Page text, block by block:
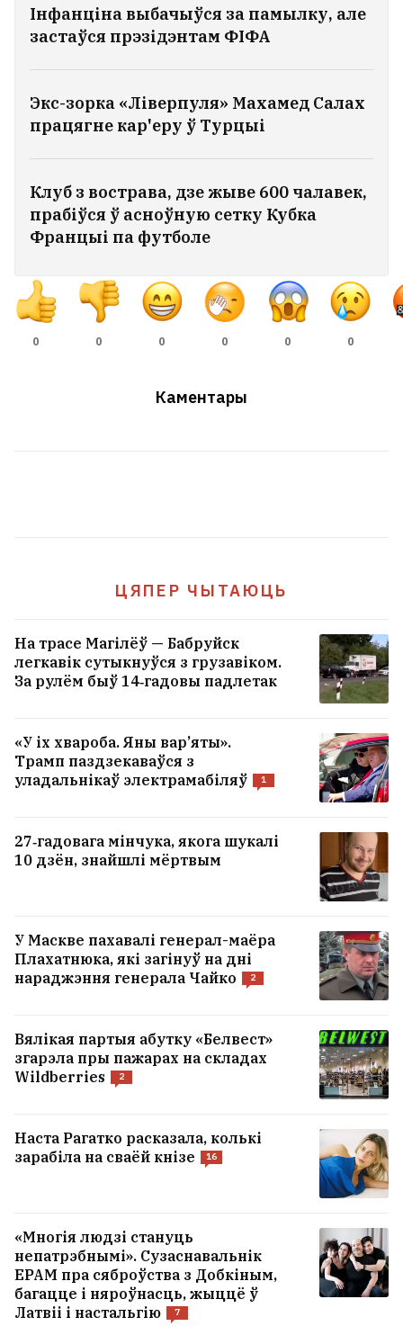
Інфанціна выбачыўся за памылку, але
застаўся прэзідэнтам ФІФА
Экс-зорка «Ліверпуля» Махамед Салах
працягне кар'еру ў Турцыі
Клуб з вострава, дзе жыве 600 чалавек,
прабіўся ў асноўную сетку Кубка
Францыі па футболе
0 0 0 0 0 0
Каментары
ЦЯПЕР ЧЫТАЮЦЬ
На трасе Магілёў — Бабруйск
легкавік сутыкнуўся з грузавіком.
За рулём быў 14‑гадовы падлетак
«У іх хвароба. Яны вар’яты».
Трамп паздзекаваўся з
уладальнікаў электрамабіляў
1
27‑гадовага мінчука, якога шукалі
10 дзён, знайшлі мёртвым
У Маскве пахавалі генерал-маёра
Плахатнюка, які загінуў на дні
нараджэння генерала Чайко
2
Вялікая партыя абутку «Белвест»
згарэла пры пажарах на складах
Wildberries
2
Наста Рагатко расказала, колькі
зарабіла на сваёй кнізе
16
«Многія людзі стануць
непатрэбнымі». Сузаснавальнік
EPAM пра сяброўства з Добкіным,
багацце і няроўнасць, жыццё ў
Латвіі і настальгію
7
У Беларусі ўжо +30°С
адмовіла беларусу ў падаўжэнні поліса
пасля буйной выплаты
5
такое надвор'е?
1
жаночыя азадкі? Навукоўцы і
гэта патлумачылі
33
Інфанціна выбачыўся за памылку,